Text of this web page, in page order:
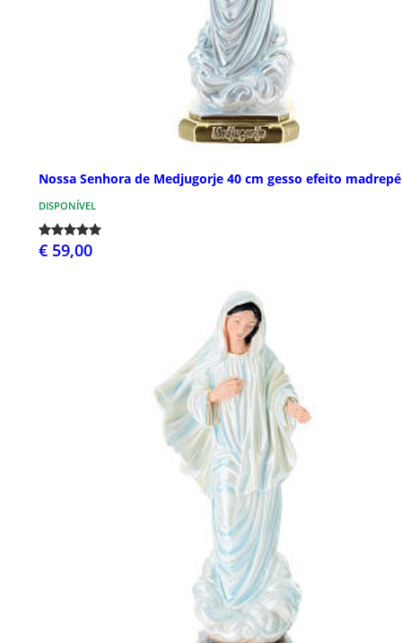
Nossa Senhora de Medjugorje 40 cm gesso efeito
DISPONÍVEL
€ 59,00